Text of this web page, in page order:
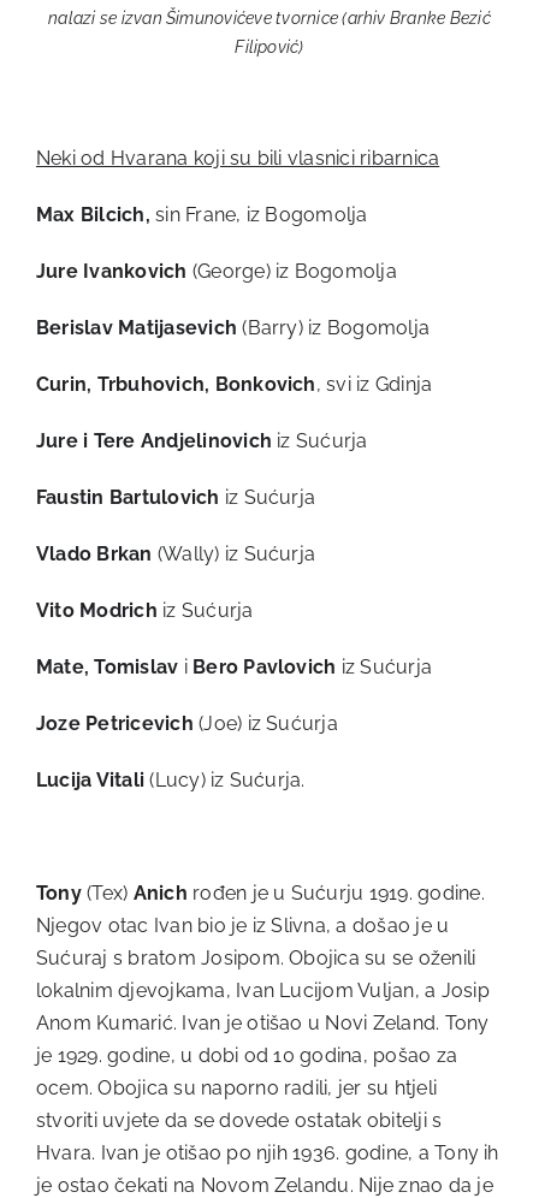
nalazi se izvan Šimunovićeve tvornice (arhiv Branke Bezić
Filipović)
Neki od Hvarana koji su bili vlasnici ribarnica
Max Bilcich, sin Frane, iz Bogomolja
Jure Ivankovich (George) iz Bogomolja
Berislav Matijasevich(Barry) iz Bogomolja
Curin, Trbuhovich, Bonkovich, svi iz Gdinja
Jure i Tere Andjelinovich iz Sućurja
Faustin Bartulovich iz Sućurja
Vlado Brkan (Wally) iz Sućurja
Vito Modrich iz Sućurja
Mate, Tomislav iBero Pavlovich iz Sućurja
Joze Petricevich(Joe) iz Sućurja
Lucija Vitali(Lucy) iz Sućurja.
Tony(Tex) Anich rođen je u Sućurju 1919. godine.
Njegov otac Ivan bio je iz Slivna, a došao je u
Sućuraj s bratom Josipom. Obojica su se oženili
lokalnim djevojkama, Ivan Lucijom Vuljan, a Josip
Anom Kumarić. Ivan je otišao u Novi Zeland. Tony
je 1929. godine, u dobi od 10 godina, pošao za
ocem. Obojica su naporno radili, jer su htjeli
stvoriti uvjete da se dovede ostatak obitelji s
Hvara. Ivan je otišao po njih 1936. godine, a Tony ih
je ostao čekati na Novom Zelandu. Nije znao da je